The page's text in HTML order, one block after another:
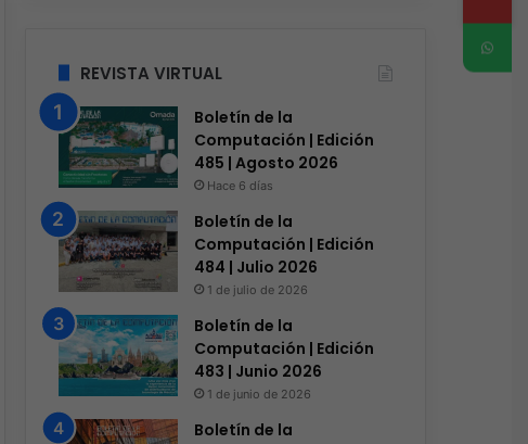
REVISTA VIRTUAL
Boletín de la
Computación | Edición
485 | Agosto 2026
Hace 6 días
Boletín de la
Computación | Edición
484 | Julio 2026
1 de julio de 2026
Boletín de la
Computación | Edición
483 | Junio 2026
1 de junio de 2026
Boletín de la